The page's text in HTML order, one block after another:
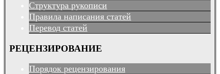
Структура рукописи
Правила написания статей
Перевод статей
РЕЦЕНЗИРОВАНИЕ
Порядок рецензирования